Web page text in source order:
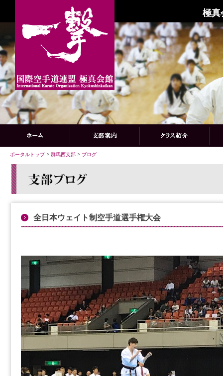
極真
ポータルトップ> 群馬西支部 > ブログ
全日本ウェイト制空手道選手権大会